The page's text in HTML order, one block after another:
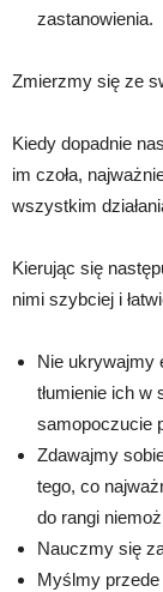
zastanowienia.
Zmierzmy się ze
Kiedy dopadnie
im czoła,
wszystkim
Kierując się
nimi szybciej i
Nie ukrywajmy
tłumienie ich w
samopoczucie
Zdawajmy
tego, co
do rangi
Nauczmy się
Myślmy